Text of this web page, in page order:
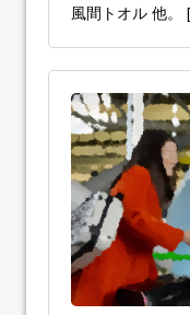
風間トオル 他。